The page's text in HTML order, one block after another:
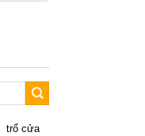
trổ cửa